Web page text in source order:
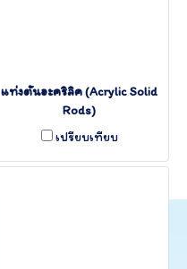
แท่งตันอะคริลิค (Acrylic Solid
Rods)
เปรียบเทียบ